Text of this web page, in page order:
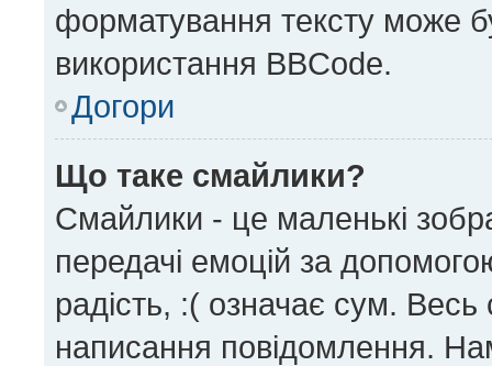
форматування тексту може
використання BBCode.
Догори
Що таке смайлики?
Смайлики - це маленькі
передачі емоцій за
радість, :( означає сум.
написання повідомлення.